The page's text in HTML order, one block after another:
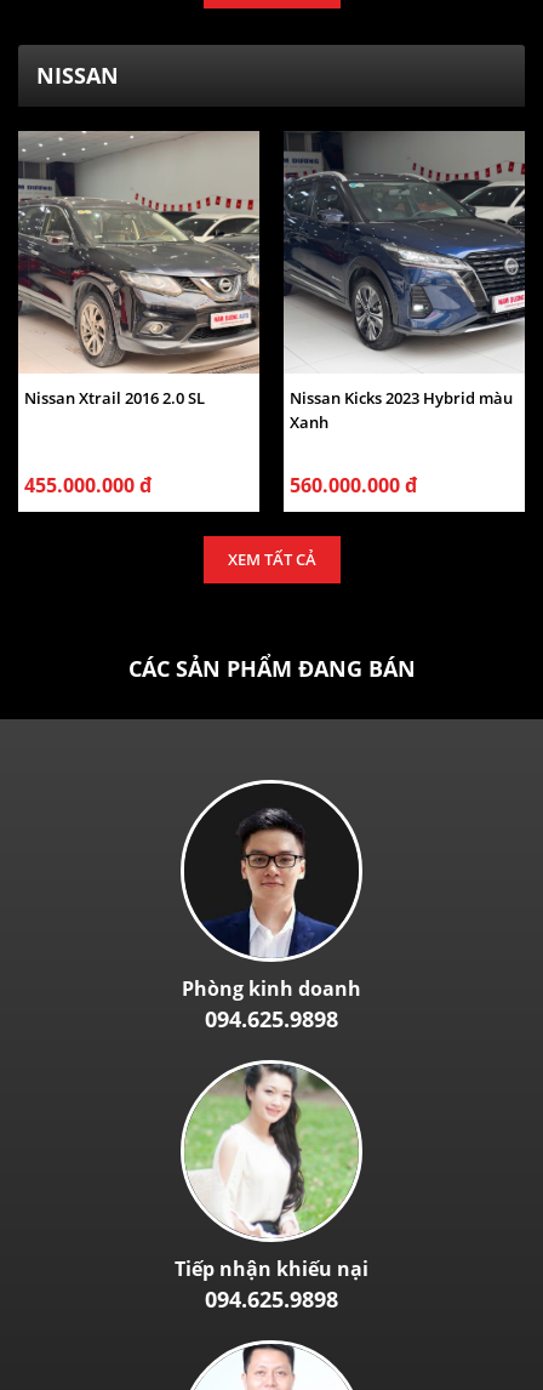
NISSAN
Nissan Xtrail 2016 2.0 SL
455.000.000 đ
Nissan Kicks 2023 Hybrid màu
Xanh
560.000.000 đ
XEM TẤT CẢ
CÁC SẢN PHẨM ĐANG BÁN
Phòng kinh doanh
094.625.9898
Tiếp nhận khiếu nại
094.625.9898